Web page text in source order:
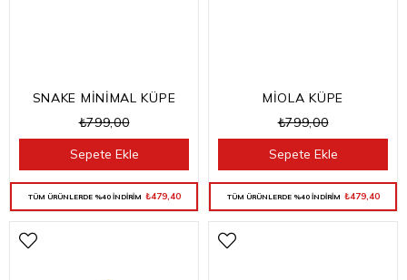
SNAKE MİNİMAL KÜPE
₺799,00
TÜM ÜRÜNLERDE %40 İNDİRİM ₺479,40
Sepete Ekle
MİOLA KÜPE
₺799,00
TÜM ÜRÜNLERDE %40 İNDİRİM ₺479,40
Sepete Ekle